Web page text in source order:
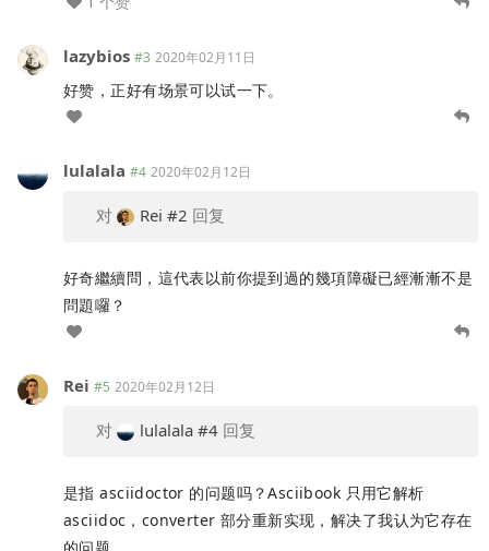
lazybios #3 2020年02月11日
好赞，正好有场景可以试一下。
lulalala #4 2020年02月12日
对 Rei #2 回复
好奇繼續問，這代表以前你提到過的幾項障礙已經漸漸不是
問題囉？
Rei #5 2020年02月12日
对 lulalala #4 回复
是指 asciidoctor 的问题吗？Asciibook 只用它解析
asciidoc，converter 部分重新实现，解决了我认为它存在